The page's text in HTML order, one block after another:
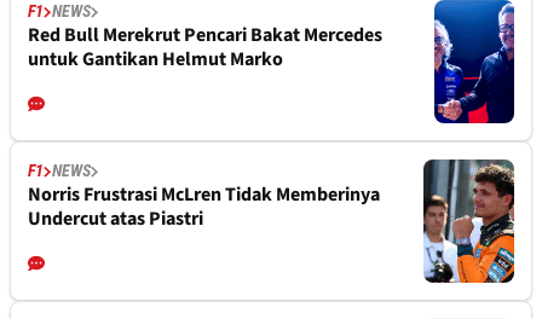
F1 NEWS
Red Bull Merekrut Pencari Bakat Mercedes
untuk Gantikan Helmut Marko
F1 NEWS
Norris Frustrasi McLren Tidak Memberinya
Undercut atas Piastri